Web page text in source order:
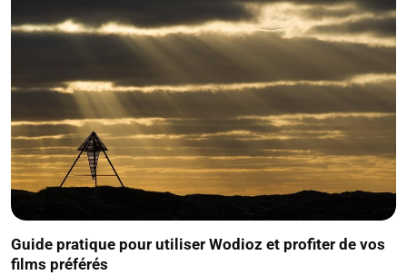
Guide pratique pour utiliser Wodioz et profiter de vos
films préférés